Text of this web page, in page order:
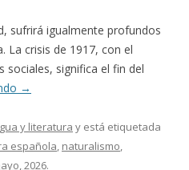
sufrirá igualmente profundos
La crisis de 1917, con el
significa el fin del
→
y literatura y está etiquetada
española, naturalismo,
2026.